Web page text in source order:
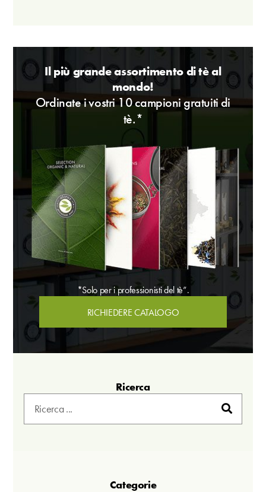
Il più grande assortimento di tè al
mondo!
Ordinate i vostri 10 campioni gratuiti di
tè.*
*Solo per i professionisti del tè”.
RICHIEDERE CATALOGO
Ricerca
Categorie